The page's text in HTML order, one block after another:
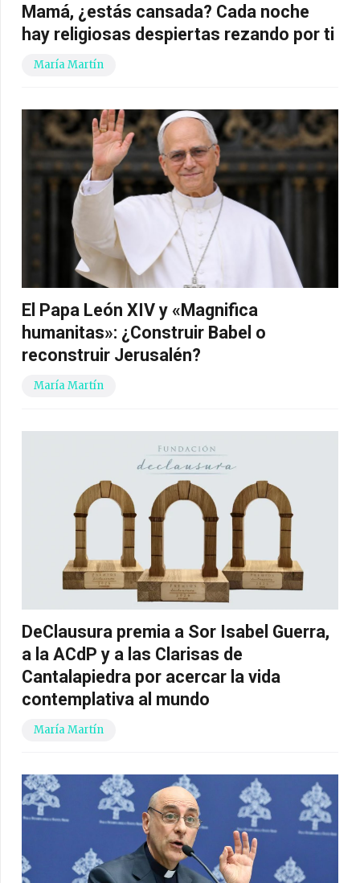
Mamá, ¿estás cansada? Cada noche
hay religiosas despiertas rezando por ti
María Martín
El Papa León XIV y «Magnifica
humanitas»: ¿Construir Babel o
reconstruir Jerusalén?
María Martín
DeClausura premia a Sor Isabel Guerra,
a la ACdP y a las Clarisas de
Cantalapiedra por acercar la vida
contemplativa al mundo
María Martín